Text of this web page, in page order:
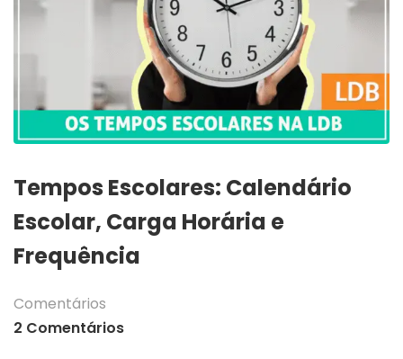
Tempos Escolares: Calendário
Escolar, Carga Horária e
Frequência
Comentários
2 Comentários